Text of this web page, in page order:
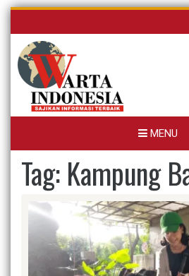
Skip
content
MENU
Tag: Kampung